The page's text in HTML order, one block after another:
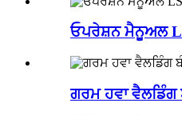
ਓਪਰੇਸ਼ਨ ਮੈਨੂਅਲ
ਗਰਮ ਹਵਾ